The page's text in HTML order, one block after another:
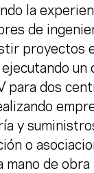
la
de
proyectos
para dos
y
o
mano de